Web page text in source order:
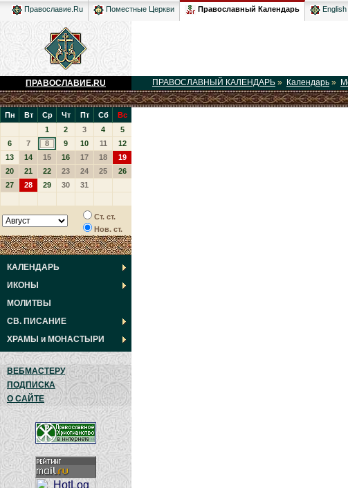
Православие.Ru Поместные Церкви Православный Календарь
ПРАВОСЛАВИЕ.RU ПРАВОСЛАВНЫЙ КАЛЕНДАРЬ » Календарь »
Пн Вт Ср Чт Пт Сб
Вс
1
2 3 4
5
6
7 8 9 10 11
12
13
14 15 16 17 18
19
20
21 22 23 24 25
26
27
28 29 30 31
Ст. ст.
Нов. ст.
КАЛЕНДАРЬ
ИКОНЫ
МОЛИТВЫ
СВ. ПИСАНИЕ
ХРАМЫ и МОНАСТЫРИ
ВЕБМАСТЕРУ
ПОДПИСКА
О САЙТЕ